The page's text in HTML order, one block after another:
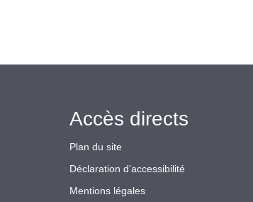
Accès directs
Plan du site
Déclaration d’accessibilité
Mentions légales